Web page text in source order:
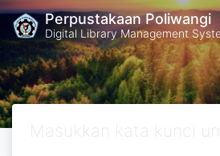
Perpustakaan Poliwangi
Digital Library Management